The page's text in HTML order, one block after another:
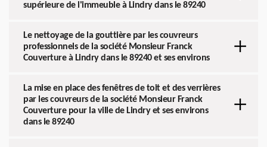
supérieure de l'immeuble à Lindry dans le 89240
Le nettoyage de la gouttière par les couvreurs
professionnels de la société Monsieur Franck
Couverture à Lindry dans le 89240 et ses environs
La mise en place des fenêtres de toit et des verrières
par les couvreurs de la société Monsieur Franck
Couverture pour la ville de Lindry et ses environs
dans le 89240